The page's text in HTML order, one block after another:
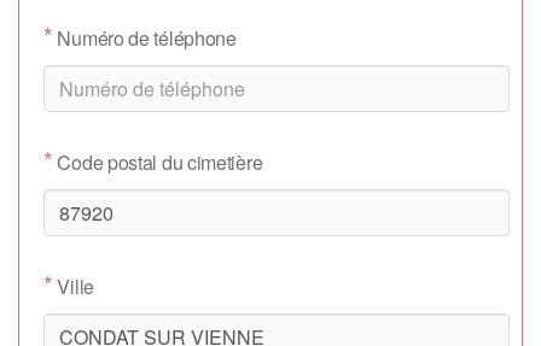
* Numéro de téléphone
*Code postal du cimetière
*Ville